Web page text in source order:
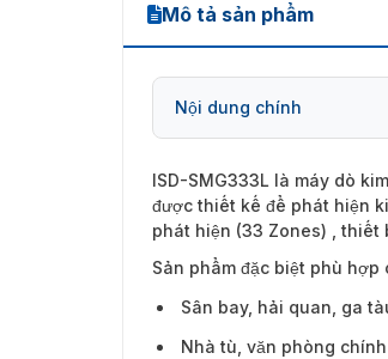
Mô tả sản phẩm
Nội dung chính
ISD-SMG333L là máy dò
được thiết kế để phát hiện
phát hiện (33 Zones) , thiết
Sản phẩm đặc biệt phù
Sân bay, hải quan, ga
Nhà tù, văn phòng